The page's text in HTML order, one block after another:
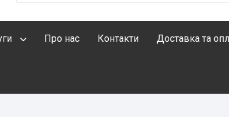
Про нас Контакти Доставка та